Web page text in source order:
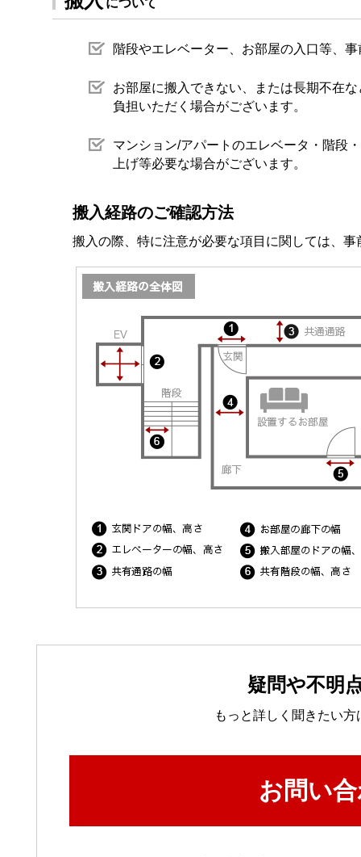
階段やエレベーター、お部屋の入口等、
お部屋に搬入できない、または長期不在
負担いただく場合がございます。
マンション/アパートのエレベータ・階段
上げ等必要な場合がございます。
搬入経路のご確認方法
搬入の際、特に注意が必要な項目に関しては、
疑問や不明
もっと詳しく聞きたい
お問い